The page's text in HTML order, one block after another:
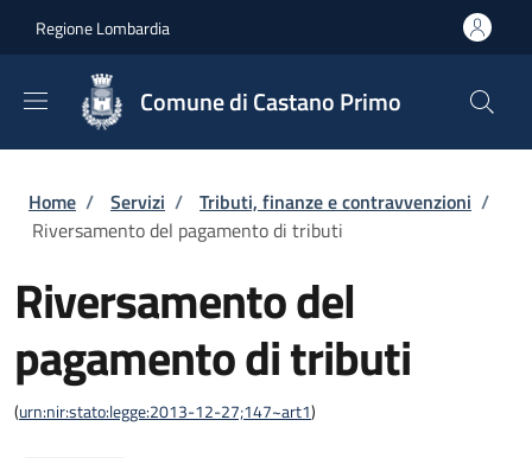
Regione Lombardia
Comune di Castano Primo
Briciole di pane
Home / Servizi / Tributi, finanze e contravvenzioni /
Riversamento del pagamento di tributi
Riversamento del
pagamento di tributi
(urn:nir:stato:legge:2013-12-27;147~art1)